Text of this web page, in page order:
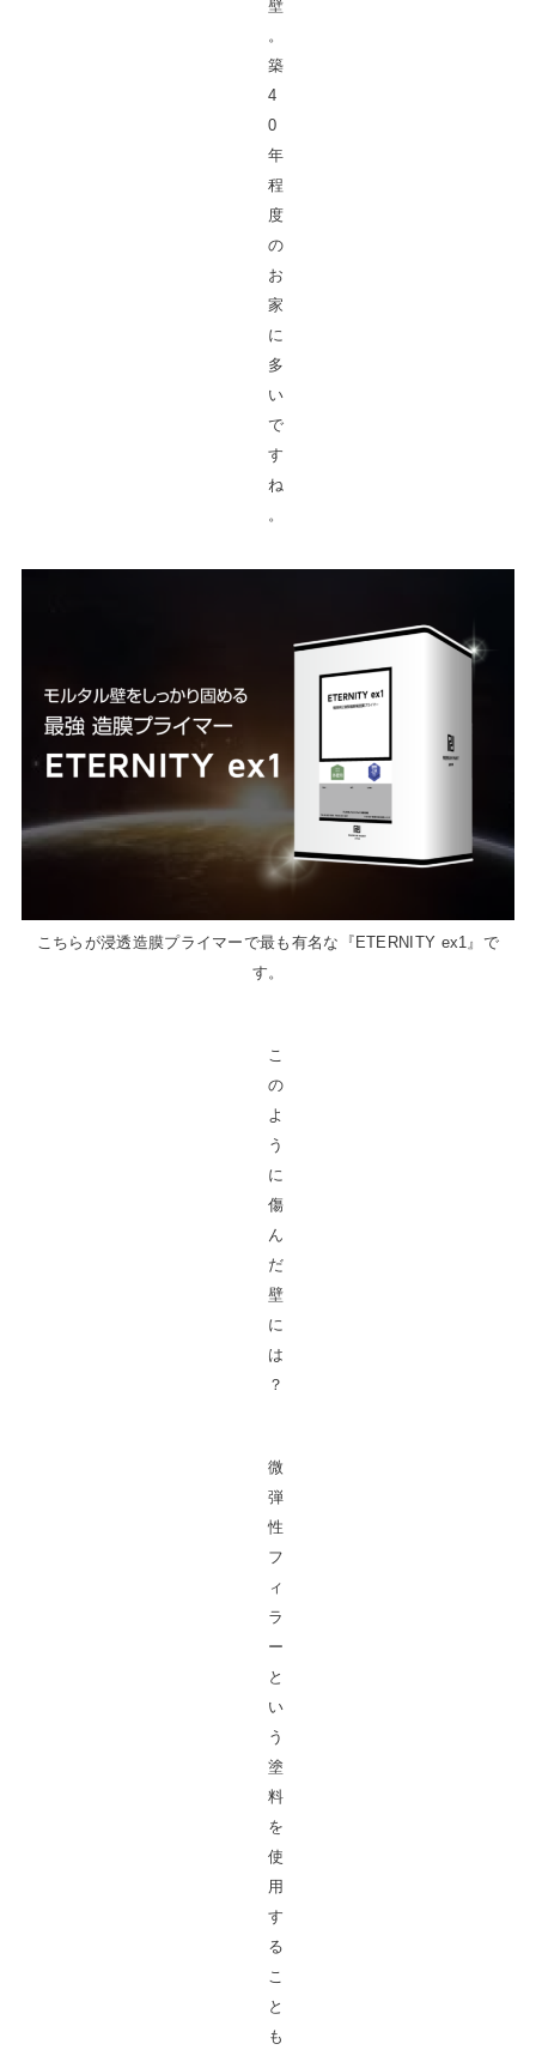
壁
。
築
4
0
年
程
度
の
お
家
に
多
い
で
す
ね
。
こちらが浸透造膜プライマーで最も有名な『ETERNITY ex1』で
す。
こ
の
よ
う
に
傷
ん
だ
壁
に
は
？
微
弾
性
フ
ィ
ラ
ー
と
い
う
塗
料
を
使
用
す
る
こ
と
も